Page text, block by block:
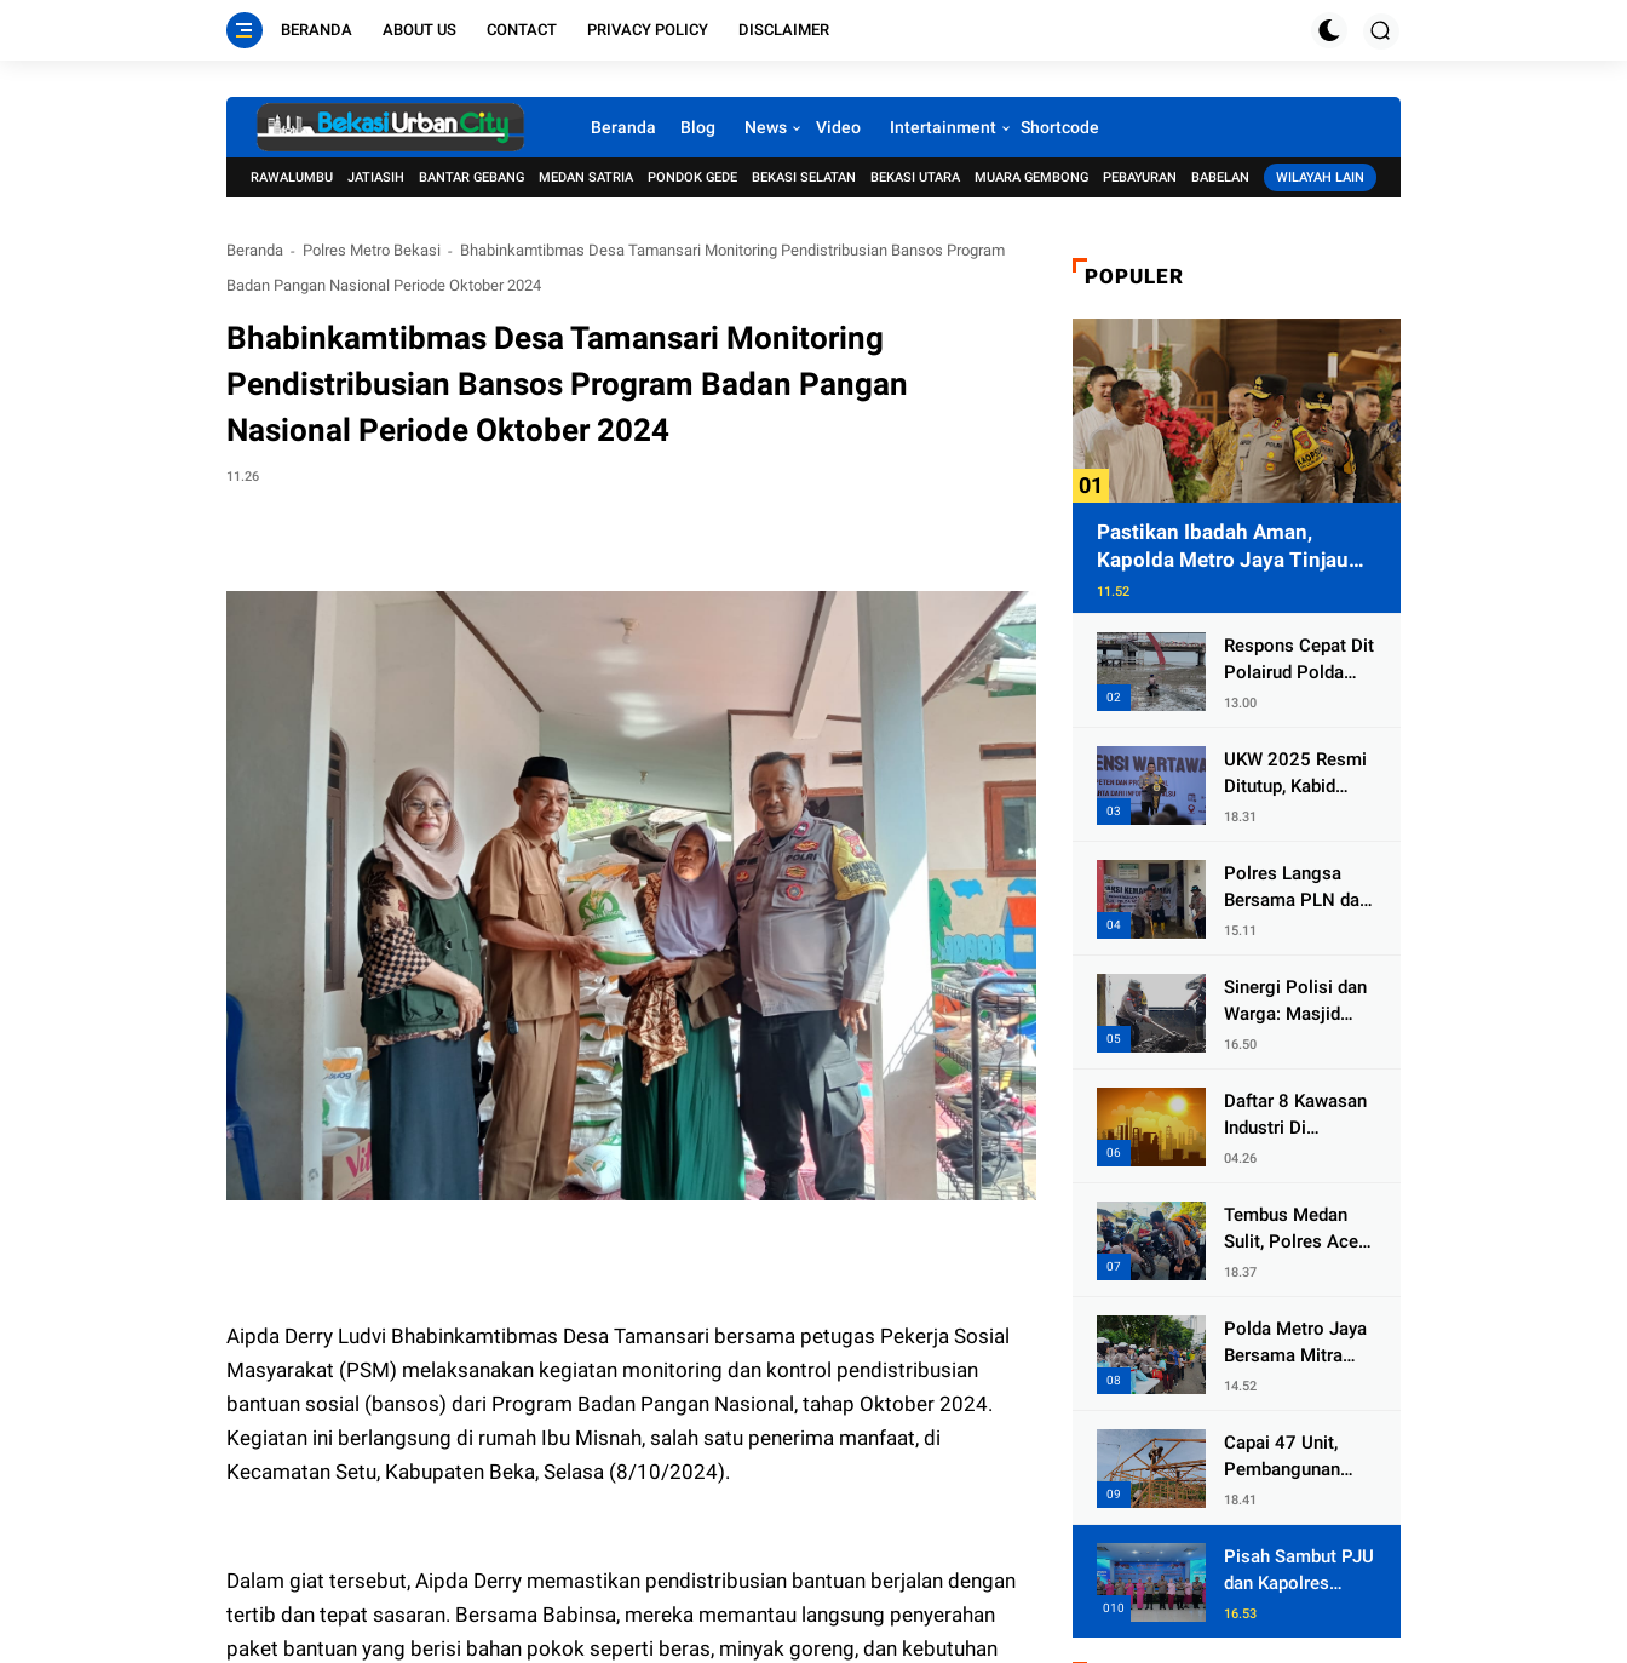
BERANDA ABOUT US CONTACT PRIVACY POLICY DISCLAIMER
Beranda Blog News Video Intertainment Shortcode
RAWALUMBU JATIASIH BANTAR GEBANG MEDAN SATRIA PONDOK GEDE BEKASI SELATAN BEKASI UTARA MUARA GEMBONG PEBAYURAN BABELAN WILAYAH LAIN
Beranda Polres Metro Bekasi
Bhabinkamtibmas Desa Tamansari Monitoring Pendistribusian Bansos Program
Badan Pangan Nasional Periode Oktober 2024
Bhabinkamtibmas Desa Tamansari Monitoring
Pendistribusian Bansos Program Badan Pangan
Nasional Periode Oktober 2024
11.26
Aipda Derry Ludvi Bhabinkamtibmas Desa Tamansari bersama petugas Pekerja Sosial
Masyarakat (PSM) melaksanakan kegiatan monitoring dan kontrol pendistribusian
bantuan sosial (bansos) dari Program Badan Pangan Nasional, tahap Oktober 2024.
Kegiatan ini berlangsung di rumah Ibu Misnah, salah satu penerima manfaat, di
Kecamatan Setu, Kabupaten Beka, Selasa (8/10/2024).
Dalam giat tersebut, Aipda Derry memastikan pendistribusian bantuan berjalan dengan
tertib dan tepat sasaran. Bersama Babinsa, mereka memantau langsung penyerahan
paket bantuan yang berisi bahan pokok seperti beras, minyak goreng, dan kebutuhan
POPULER
Pastikan Ibadah Aman,
Kapolda Metro Jaya Tinjau
Pengamanan Gereja di Kelapa
Gading
11.52
Respons Cepat Dit
Polairud Polda
Jatim Selamatkan
Lumpur di Wisata
Kenjeran
13.00
UKW 2025 Resmi
Ditutup, Kabid
Humas PMJ: Pers
Strategis Polri
Tangkal Hoaks
18.31
Polres Langsa
Bersama PLN dan
Warga
Kemanusiaan
Pascabanjir di
15.11
Sinergi Polisi dan
Warga: Masjid
Syuhada, Bener
dari Duka Bencana
16.50
Daftar 8 Kawasan
Industri Di
Kabupaten Bekasi,
Cinlok Juga Ada
Gak ?
04.26
Tembus Medan
Sulit, Polres Aceh
Tengah
Sembako dan
Sling Baja ke
18.37
Polda Metro Jaya
Bersama Mitra
Gelar Jumat
Kepedulian Sosial
14.52
Capai 47 Unit,
Pembangunan
Huntara Sat
Brimob Polda
Sumbar Terus
Berjalan di Pauh
18.41
Pisah Sambut PJU
dan Kapolres
Jajaran, Kapolda
Metro Jaya
16.53